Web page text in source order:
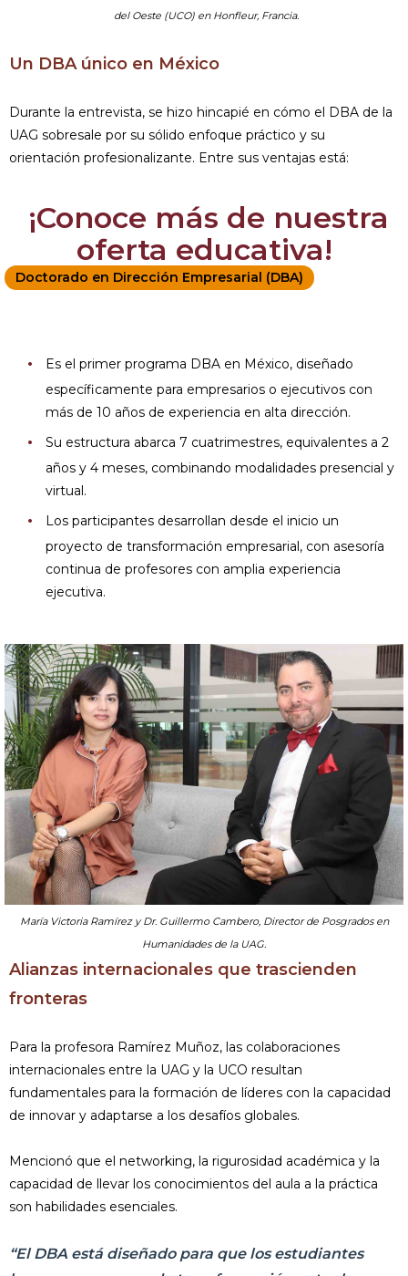
del Oeste (UCO) en Honfleur, Francia.
Un DBA único en México
Durante la entrevista, se hizo hincapié en cómo el DBA de la
UAG sobresale por su sólido enfoque práctico y su
orientación profesionalizante. Entre sus ventajas está:
¡Conoce más de nuestra
oferta educativa!
Doctorado en Dirección Empresarial (DBA)
Es el primer programa DBA en México, diseñado
específicamente para empresarios o ejecutivos con
más de 10 años de experiencia en alta dirección.
Su estructura abarca 7 cuatrimestres, equivalentes a 2
años y 4 meses, combinando modalidades presencial y
virtual.
Los participantes desarrollan desde el inicio un
proyecto de transformación empresarial, con asesoría
continua de profesores con amplia experiencia
ejecutiva.
María Victoria Ramírez y Dr. Guillermo Cambero, Director de Posgrados en
Humanidades de la UAG.
Alianzas internacionales que trascienden
fronteras
Para la profesora Ramírez Muñoz, las colaboraciones
internacionales entre la UAG y la UCO resultan
fundamentales para la formación de líderes con la capacidad
de innovar y adaptarse a los desafíos globales.
Mencionó que el networking, la rigurosidad académica y la
capacidad de llevar los conocimientos del aula a la práctica
son habilidades esenciales.
“El DBA está diseñado para que los estudiantes